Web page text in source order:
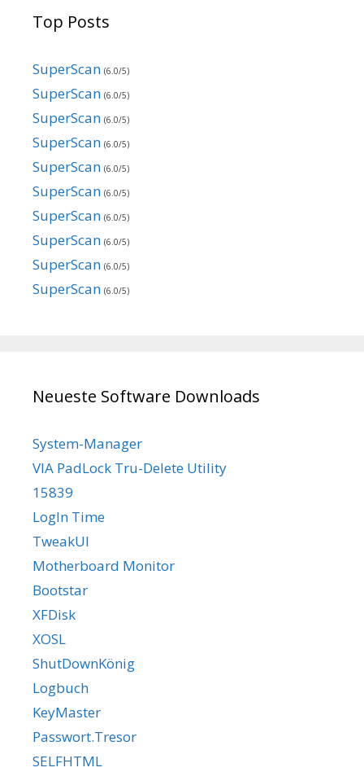
Top Posts
SuperScan (6.0/5)
SuperScan (6.0/5)
SuperScan (6.0/5)
SuperScan (6.0/5)
SuperScan (6.0/5)
SuperScan (6.0/5)
SuperScan (6.0/5)
SuperScan (6.0/5)
SuperScan (6.0/5)
SuperScan (6.0/5)
Neueste Software Downloads
System-Manager
VIA PadLock Tru-Delete Utility
15839
LogIn Time
TweakUI
Motherboard Monitor
Bootstar
XFDisk
XOSL
ShutDownKönig
Logbuch
KeyMaster
Passwort.Tresor
SELFHTML